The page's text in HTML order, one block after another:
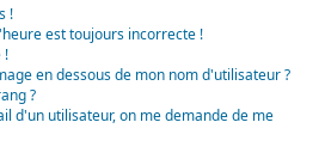
!
est toujours incorrecte !
!
en dessous de mon nom d'utilisateur ?
?
d'un utilisateur, on me demande de me